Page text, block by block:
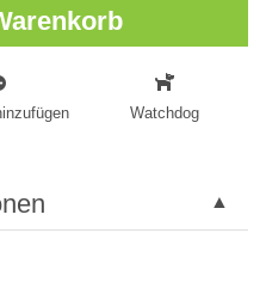
Watchdog